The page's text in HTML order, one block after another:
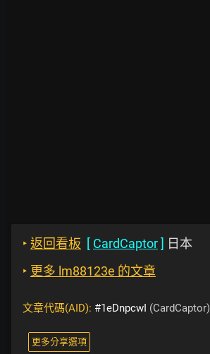
‣ 返回看板 [ CardCaptor] 日本
‣ 更多 lm88123e 的文章
文章代碼(AID): #1eDnpcwI (CardCaptor)
更多分享選項